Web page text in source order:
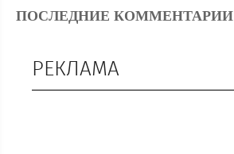
ПОСЛЕДНИЕ КОММЕНТАРИИ
РЕКЛАМА